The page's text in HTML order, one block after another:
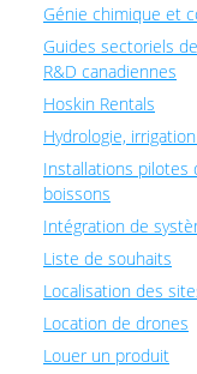
Génie chimique et
Guides sectoriels
R&D canadiennes
Hoskin Rentals
Hydrologie,
Installations pilotes
boissons
Intégration de
Liste de souhaits
Localisation des
Location de drones
Louer un produit